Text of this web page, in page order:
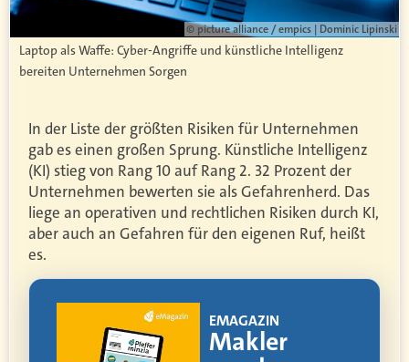
© picture alliance / empics | Dominic Lipinski
Laptop als Waffe: Cyber-Angriffe und künstliche Intelligenz
bereiten Unternehmen Sorgen
In der Liste der größten Risiken für Unternehmen
gab es einen großen Sprung. Künstliche Intelligenz
(KI) stieg von Rang 10 auf Rang 2. 32 Prozent der
Unternehmen bewerten sie als Gefahrenherd. Das
liege an operativen und rechtlichen Risiken durch KI,
aber auch an Gefahren für den eigenen Ruf, heißt
es.
EMAGAZIN
Makler